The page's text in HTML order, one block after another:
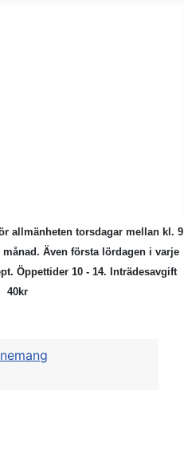
allmänheten torsdagar mellan kl. 9
månad. Även första lördagen i varje
Öppettider 10 - 14. Inträdesavgift
40kr